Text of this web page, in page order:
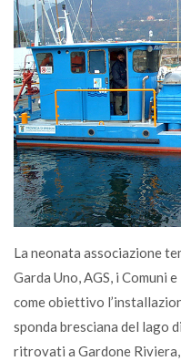
La neonata associazione
Garda Uno, AGS, i Comuni
come obiettivo
sponda bresciana del lago
ritrovati a Gardone